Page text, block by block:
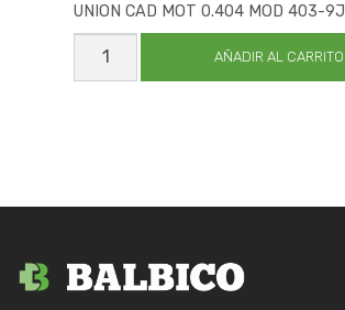
UNION CAD MOT 0.404 MOD 403-9J
UNION
CAD
AÑADIR AL CARRITO